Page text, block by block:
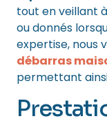
tout en veillant
ou donnés
expertise, nous
débarras
permettant